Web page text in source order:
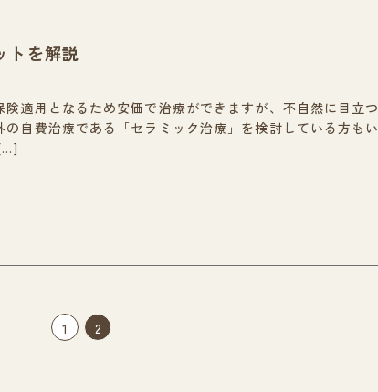
トを解説
適用となるため安価で治療ができますが、不自然に目立つ
自費治療である「セラミック治療」を検討している方もい
1 2